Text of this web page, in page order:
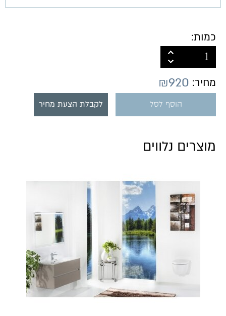
כמות:
מחיר: ₪920
הוסף לסל לקבלת הצעת מחיר
מוצרים נלווים